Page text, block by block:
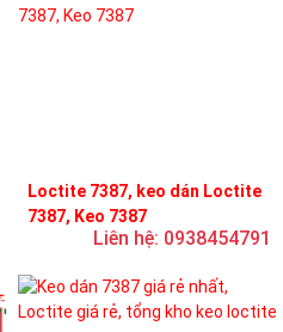
Loctite 7387, keo dán Loctite
7387, Keo 7387
Liên hệ: 0938454791